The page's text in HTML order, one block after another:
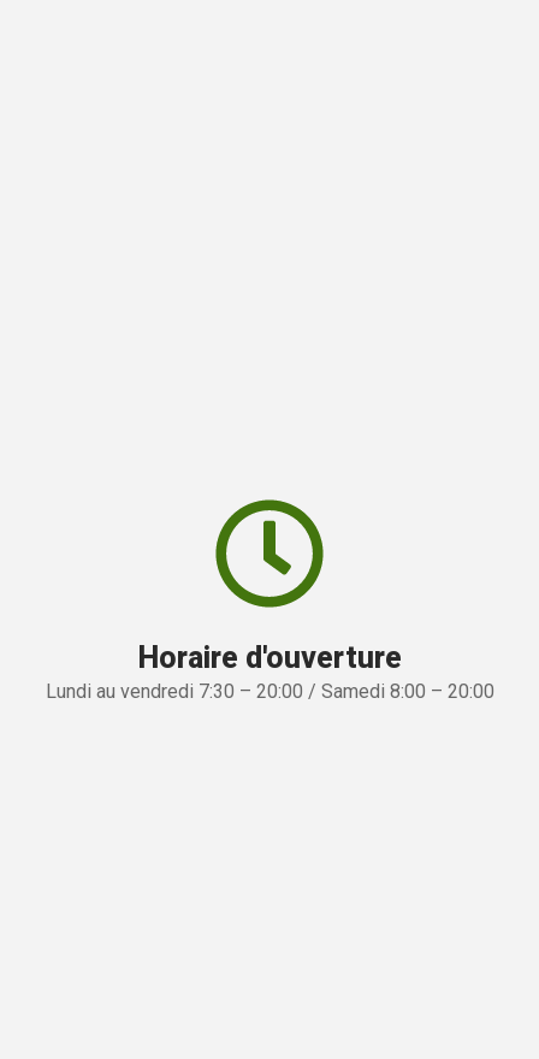
Horaire d'ouverture
Lundi au vendredi 7:30 – 20:00 / Samedi 8:00 – 20:00